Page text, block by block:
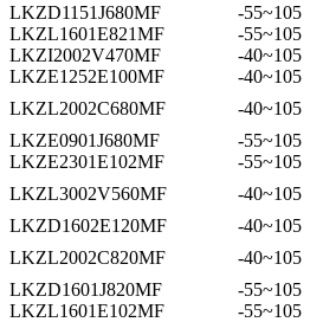
LKZD1151J680MF
-55~105
LKZL1601E821MF
-55~105
LKZI2002V470MF
-40~105
LKZE1252E100MF
-40~105
LKZL2002C680MF
-40~105
LKZE0901J680MF
-55~105
LKZE2301E102MF
-55~105
LKZL3002V560MF
-40~105
LKZD1602E120MF
-40~105
LKZL2002C820MF
-40~105
LKZD1601J820MF
-55~105
LKZL1601E102MF
-55~105